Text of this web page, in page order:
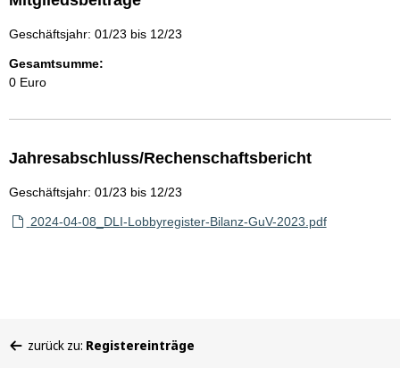
Geschäftsjahr: 01/23 bis 12/23
Gesamtsumme:
0 Euro
Jahresabschluss/Rechenschaftsbericht
Geschäftsjahr: 01/23 bis 12/23
2024-04-08_DLI-Lobbyregister-Bilanz-GuV-2023.pdf
befinden
zurück zu: Registereinträge